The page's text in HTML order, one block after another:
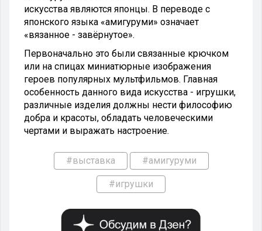
искусства являются японцы. В переводе с
японского языка «амигуруми» означает
«вязанное - завёрнутое».
Первоначально это были связанные крючком
или на спицах миниатюрные изображения
героев популярных мультфильмов. Главная
особенность данного вида искусства - игрушки,
различные изделия должны нести философию
добра и красоты, обладать человеческими
чертами и выражать настроение.
#выставка #амигуруми
#игрушки